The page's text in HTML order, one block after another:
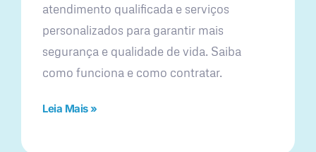
atendimento qualificada e serviços
personalizados para garantir mais
segurança e qualidade de vida. Saiba
como funciona e como contratar.
Leia Mais »